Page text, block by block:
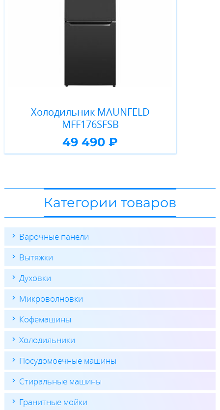
Холодильник MAUNFELD
MFF176SFSB
49 490 ₽
Категории товаров
Варочные панели
Вытяжки
Духовки
Микроволновки
Кофемашины
Холодильники
Посудомоечные машины
Стиральные машины
Гранитные мойки